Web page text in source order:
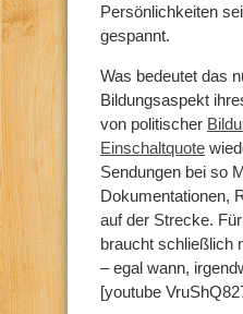
Persönlichkeiten
gespannt.
Was bedeutet das
Bildungsaspekt
von politischer
Einschaltquote
Sendungen bei so
Dokumentationen,
auf der Strecke.
braucht schließlich
– egal wann,
[youtube